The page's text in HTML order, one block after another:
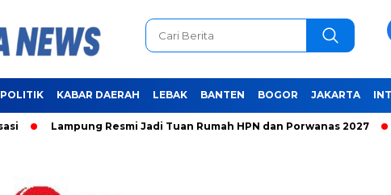
POLITIK KABAR DAERAH LEBAK BANTEN BOGOR JAKARTA
Lampung Resmi Jadi Tuan Rumah HPN dan Porwanas 2027